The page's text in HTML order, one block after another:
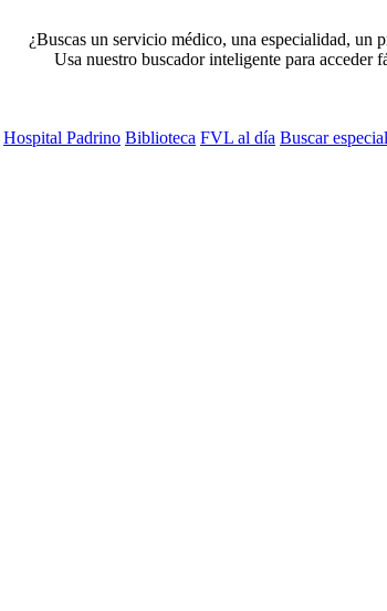
¿Buscas un servicio médico, una especialidad, un
Usa nuestro buscador inteligente para
Hospital Padrino Biblioteca FVL al día Buscar